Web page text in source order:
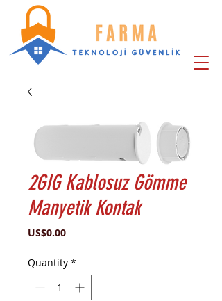
2GIG Kablosuz Gömme
Manyetik Kontak
US$0.00Price
Quantity *